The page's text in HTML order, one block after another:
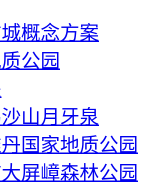
概念方案
公园
山月牙泉
国家地质公园
屏嶂森林公园